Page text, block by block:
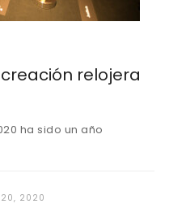
relojera
ha sido un año
20, 2020